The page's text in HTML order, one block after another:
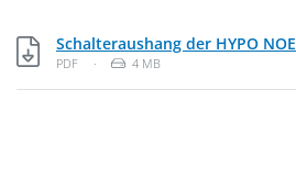
Schalteraushang der HYPO NOE
Dateityp: PDF-Dokument
PDF · Dateigröße:
4 MB